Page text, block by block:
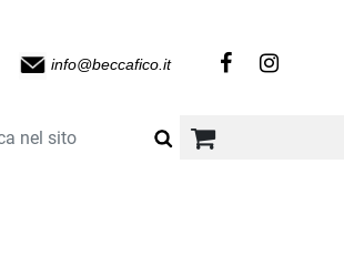
info@beccafico.it